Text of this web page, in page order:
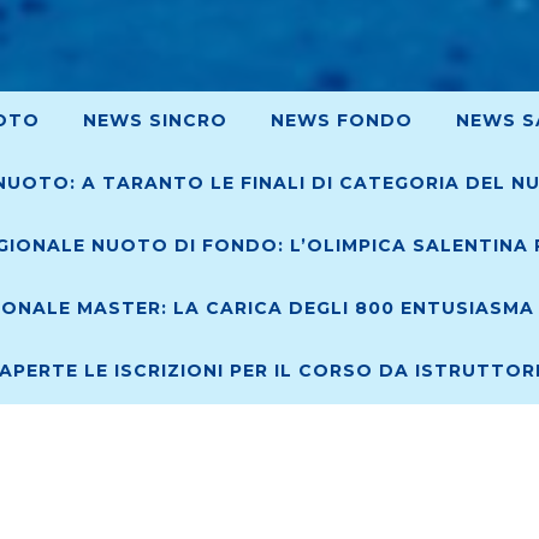
NEWS SINCRO NEWS FONDO NEWS
A TARANTO LE FINALI DI CATEGORIA DEL
NUOTO DI FONDO: L’OLIMPICA SALENTINA
MASTER: LA CARICA DEGLI 800
LE ISCRIZIONI PER IL CORSO DA